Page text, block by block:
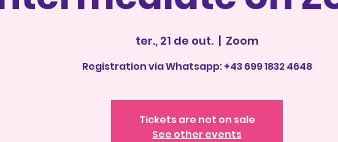
ter., 21 de out.
  |
Zoom
Registration via Whatsapp: +43 699 1832 4648
Tickets are not on sale
See other events